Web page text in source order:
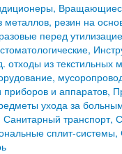
резин на
перед
из текстильных
и аппаратов,
ухода за
Санитарный транспорт,
сплит-системы,